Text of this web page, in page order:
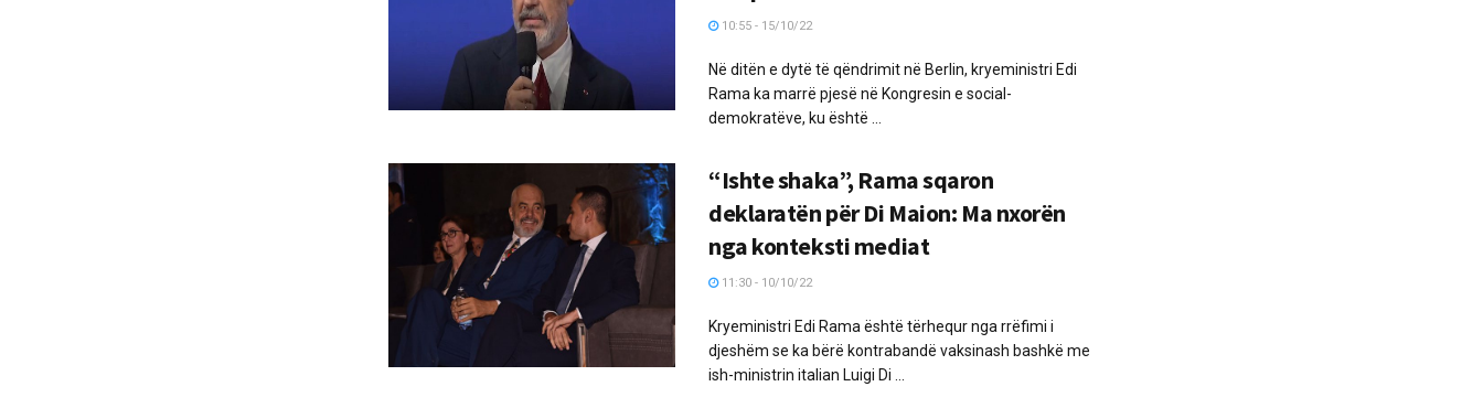
10:55 - 15/10/22
Në ditën e dytë të qëndrimit në Berlin, kryeministri Edi
Rama ka marrë pjesë në Kongresin e social-
demokratëve, ku është ...
“Ishte shaka”, Rama sqaron
deklaratën për Di Maion: Ma nxorën
nga konteksti mediat
11:30 - 10/10/22
Kryeministri Edi Rama është tërhequr nga rrëfimi i
djeshëm se ka bërë kontrabandë vaksinash bashkë me
ish-ministrin italian Luigi Di ...